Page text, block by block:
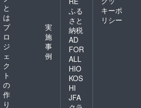
と
は
プ
ロ
ジ
ェ
ク
ト
の
作
り
実
施
事
例
ふる
さと
納税
AD
FOR
ALL
HIO
KOS
HI
JFA
キーポ
リシー